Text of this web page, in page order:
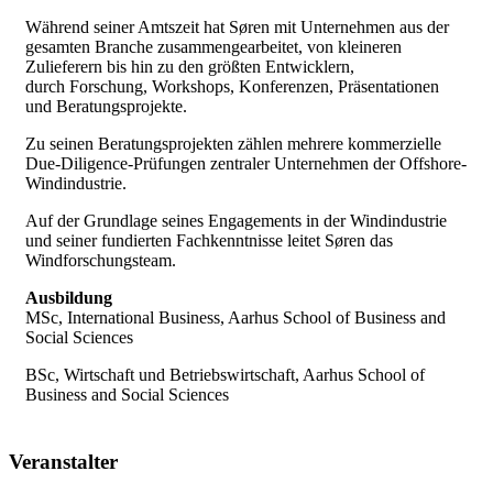
Während seiner Amtszeit hat Søren mit Unternehmen aus der
gesamten Branche zusammengearbeitet, von kleineren
Zulieferern bis hin zu den größten Entwicklern,
durch Forschung, Workshops, Konferenzen, Präsentationen
und Beratungsprojekte.
Zu seinen Beratungsprojekten zählen mehrere kommerzielle
Due-Diligence-Prüfungen zentraler Unternehmen der Offshore-
Windindustrie.
Auf der Grundlage seines Engagements in der Windindustrie
und seiner fundierten Fachkenntnisse leitet Søren das
Windforschungsteam.
Ausbildung
MSc, International Business, Aarhus School of Business and
Social Sciences
BSc, Wirtschaft und Betriebswirtschaft, Aarhus School of
Business and Social Sciences
Veranstalter